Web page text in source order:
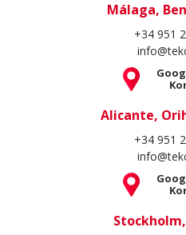
Málaga,
+34 951
Alicante,
+34 951